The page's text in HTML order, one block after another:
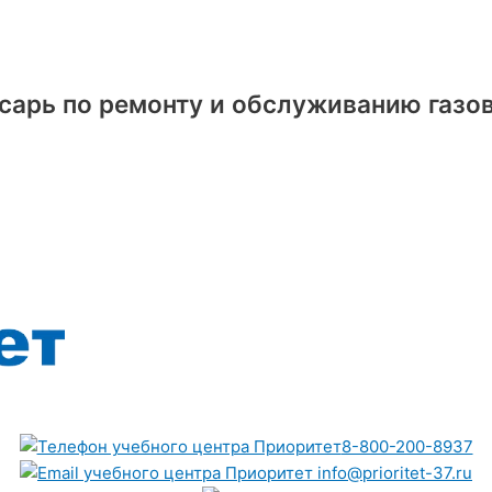
по ремонту и обслуживанию
8-800-200-8937
info@prioritet-37.ru